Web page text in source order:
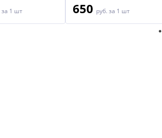
за 1 шт 650 руб. за 1 шт